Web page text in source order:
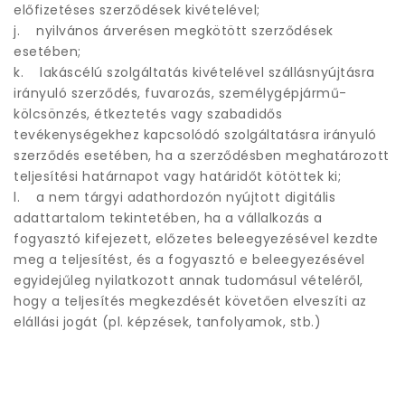
előfizetéses szerződések kivételével;
j. nyilvános árverésen megkötött szerződések
esetében;
k. lakáscélú szolgáltatás kivételével szállásnyújtásra
irányuló szerződés, fuvarozás, személygépjármű-
kölcsönzés, étkeztetés vagy szabadidős
tevékenységekhez kapcsolódó szolgáltatásra irányuló
szerződés esetében, ha a szerződésben meghatározott
teljesítési határnapot vagy határidőt kötöttek ki;
l. a nem tárgyi adathordozón nyújtott digitális
adattartalom tekintetében, ha a vállalkozás a
fogyasztó kifejezett, előzetes beleegyezésével kezdte
meg a teljesítést, és a fogyasztó e beleegyezésével
egyidejűleg nyilatkozott annak tudomásul vételéről,
hogy a teljesítés megkezdését követően elveszíti az
elállási jogát (pl. képzések, tanfolyamok, stb.)